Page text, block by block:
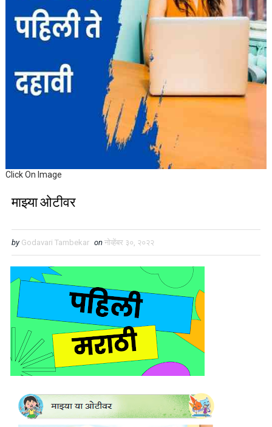
Click On Image
माझ्या ओटीवर
by Godavari Tambekar on नोव्हेंबर ३०, २०२२